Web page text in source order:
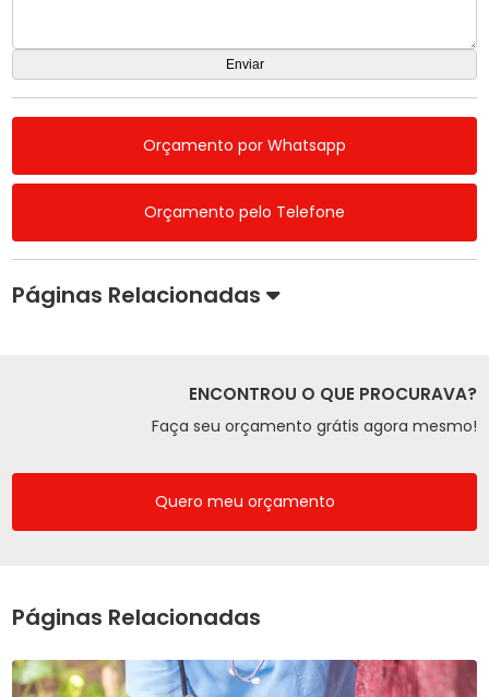
Orçamento por Whatsapp
Orçamento pelo Telefone
Páginas Relacionadas
ENCONTROU O QUE PROCURAVA?
Faça seu orçamento grátis agora mesmo!
Quero meu orçamento
Páginas Relacionadas